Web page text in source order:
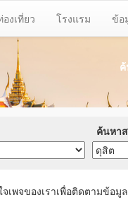
องเที่ยว โรงแรม ข้อ
ค้นหา
จเพจของเราเพื่อติดตามข้อ